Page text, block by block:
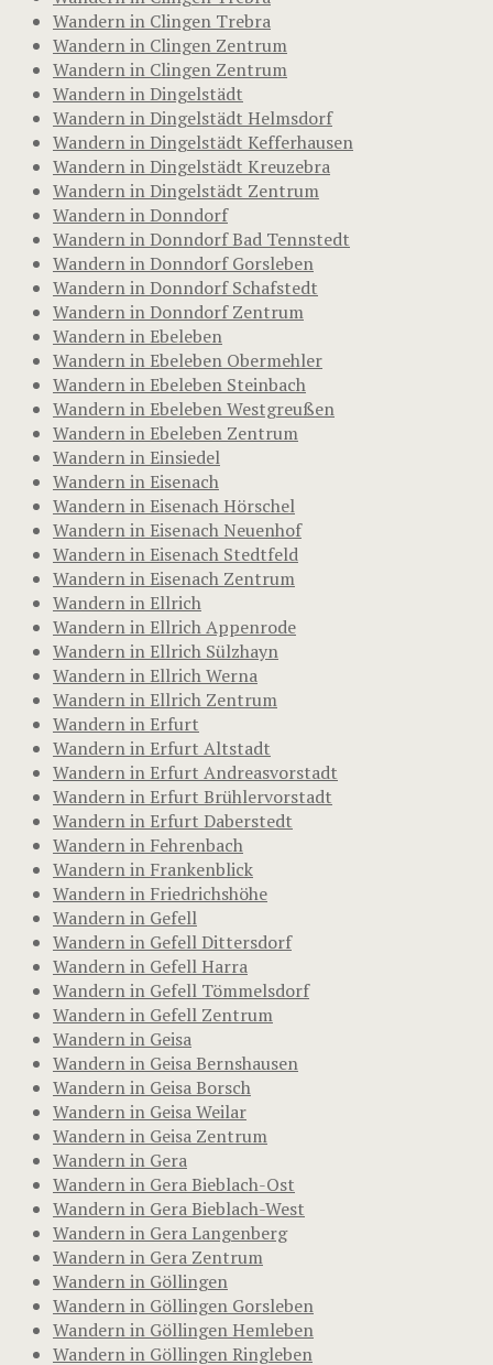
Wandern in Clingen Trebra
Wandern in Clingen Zentrum
Wandern in Clingen Zentrum
Wandern in Dingelstädt
Wandern in Dingelstädt Helmsdorf
Wandern in Dingelstädt Kefferhausen
Wandern in Dingelstädt Kreuzebra
Wandern in Dingelstädt Zentrum
Wandern in Donndorf
Wandern in Donndorf Bad Tennstedt
Wandern in Donndorf Gorsleben
Wandern in Donndorf Schafstedt
Wandern in Donndorf Zentrum
Wandern in Ebeleben
Wandern in Ebeleben Obermehler
Wandern in Ebeleben Steinbach
Wandern in Ebeleben Westgreußen
Wandern in Ebeleben Zentrum
Wandern in Einsiedel
Wandern in Eisenach
Wandern in Eisenach Hörschel
Wandern in Eisenach Neuenhof
Wandern in Eisenach Stedtfeld
Wandern in Eisenach Zentrum
Wandern in Ellrich
Wandern in Ellrich Appenrode
Wandern in Ellrich Sülzhayn
Wandern in Ellrich Werna
Wandern in Ellrich Zentrum
Wandern in Erfurt
Wandern in Erfurt Altstadt
Wandern in Erfurt Andreasvorstadt
Wandern in Erfurt Brühlervorstadt
Wandern in Erfurt Daberstedt
Wandern in Fehrenbach
Wandern in Frankenblick
Wandern in Friedrichshöhe
Wandern in Gefell
Wandern in Gefell Dittersdorf
Wandern in Gefell Harra
Wandern in Gefell Tömmelsdorf
Wandern in Gefell Zentrum
Wandern in Geisa
Wandern in Geisa Bernshausen
Wandern in Geisa Borsch
Wandern in Geisa Weilar
Wandern in Geisa Zentrum
Wandern in Gera
Wandern in Gera Bieblach-Ost
Wandern in Gera Bieblach-West
Wandern in Gera Langenberg
Wandern in Gera Zentrum
Wandern in Göllingen
Wandern in Göllingen Gorsleben
Wandern in Göllingen Hemleben
Wandern in Göllingen Ringleben